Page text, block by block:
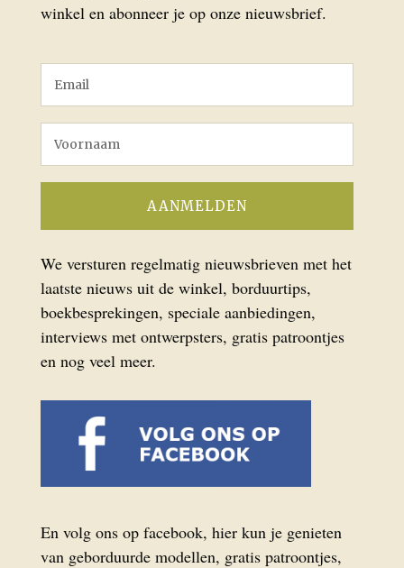
winkel en abonneer je op onze nieuwsbrief.
We versturen regelmatig nieuwsbrieven met het
laatste nieuws uit de winkel, borduurtips,
boekbesprekingen, speciale aanbiedingen,
interviews met ontwerpsters, gratis patroontjes
en nog veel meer.
En volg ons op facebook, hier kun je genieten
van geborduurde modellen, gratis patroontjes,